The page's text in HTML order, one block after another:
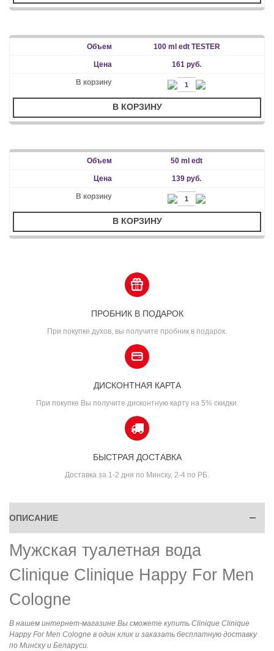
100 ml edt TESTER
161 руб.
В КОРЗИНУ
50 ml edt
139 руб.
В КОРЗИНУ
ПРОБНИК В ПОДАРОК
При покупке духов, вы получите пробник в подарок.
ДИСКОНТНАЯ КАРТА
При покупке Вы получите дисконтную карту на 5% скидки.
БЫСТРАЯ ДОСТАВКА
Доставка за 1-2 дня по Минску, 2-4 по РБ.
ОПИСАНИЕ
Мужская туалетная вода
Clinique Clinique Happy For Men
Cologne
В нашем интернет-магазине Вы сможете купить Clinique Clinique
Happy For Men Cologne в один клик и заказать бесплатную доставку
по Минску и Беларуси.